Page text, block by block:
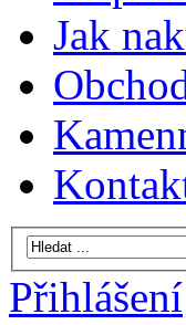
Jak
Přihlášení